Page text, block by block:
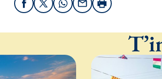
FacebookX / Twitter
WhatsApp
EmailImprimir